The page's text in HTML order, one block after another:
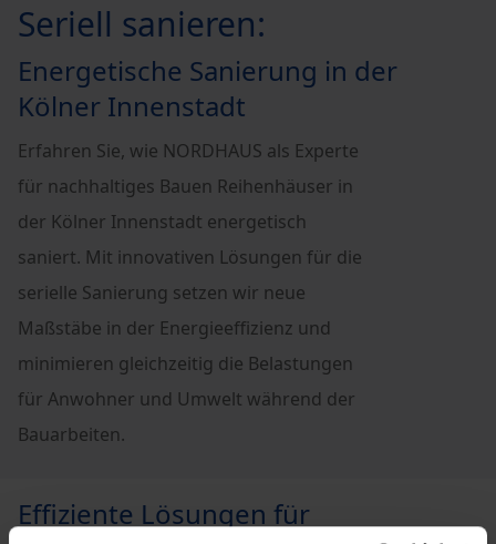
Seriell sanieren:
Energetische Sanierung in der
Kölner Innenstadt
Erfahren Sie, wie NORDHAUS als Experte
für nachhaltiges Bauen Reihenhäuser in
der Kölner Innenstadt energetisch
saniert. Mit innovativen Lösungen für die
serielle Sanierung setzen wir neue
Maßstäbe in der Energieeffizienz und
minimieren gleichzeitig die Belastungen
für Anwohner und Umwelt während der
Bauarbeiten.
Effiziente Lösungen für